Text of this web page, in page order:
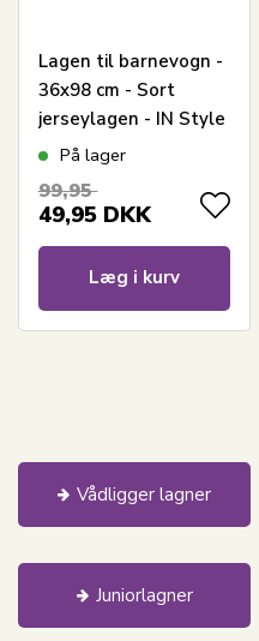
Lagen til barnevogn -
36x98 cm - Sort
jerseylagen - IN Style
- Faconlagen til
På lager
99,95
49,95 DKK
Læg i kurv
Vådligger lagner
Juniorlagner